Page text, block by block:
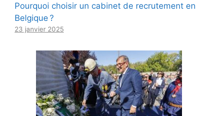
Pourquoi choisir un cabinet de recrutement en
Belgique ?
23 janvier 2025